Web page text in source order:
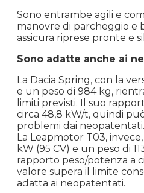
Sono entrambe agili e
manovre di parcheggio e
assicura riprese pronte e
Sono adatte anche ai
La Dacia Spring, con la
e un peso di 984 kg,
limiti previsti. Il suo
circa 48,8 kW/t, quindi
problemi dai neopatentati.
La Leapmotor T03,
kW (95 CV) e un peso di
rapporto peso/potenza a
valore supera il limite
adatta ai neopatentati.